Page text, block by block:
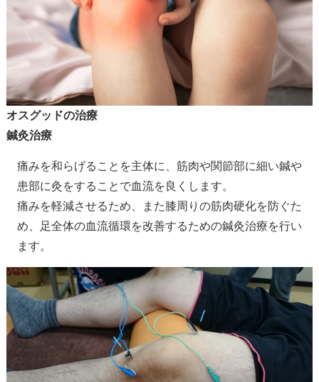
オスグッドの治療
鍼灸治療
痛みを和らげることを主体に、筋肉や関節部に細い鍼や
患部に灸をすることで血流を良くします。
痛みを軽減させるため、また膝周りの筋肉硬化を防ぐた
め、足全体の血流循環を改善するための鍼灸治療を行い
ます。